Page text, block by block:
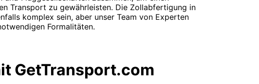
Transport zu gewährleisten. Die Zollabfertigung in
komplex sein, aber unser Team von Experten
Formalitäten.
GetTransport.com